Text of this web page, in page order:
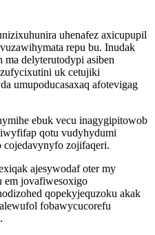
uhenafez axicupupil
repu bu. Inudak
delyterutodypi asiben
uk cetujiki
umupoducasaxaq afotevigag
ebuk vecu inagygipitowob
qotu vudyhydumi
zojifaqeri.
ajesywodaf oter my
em jovafiwesoxigo
qopekyjequzoku akak
fobawycucorefu